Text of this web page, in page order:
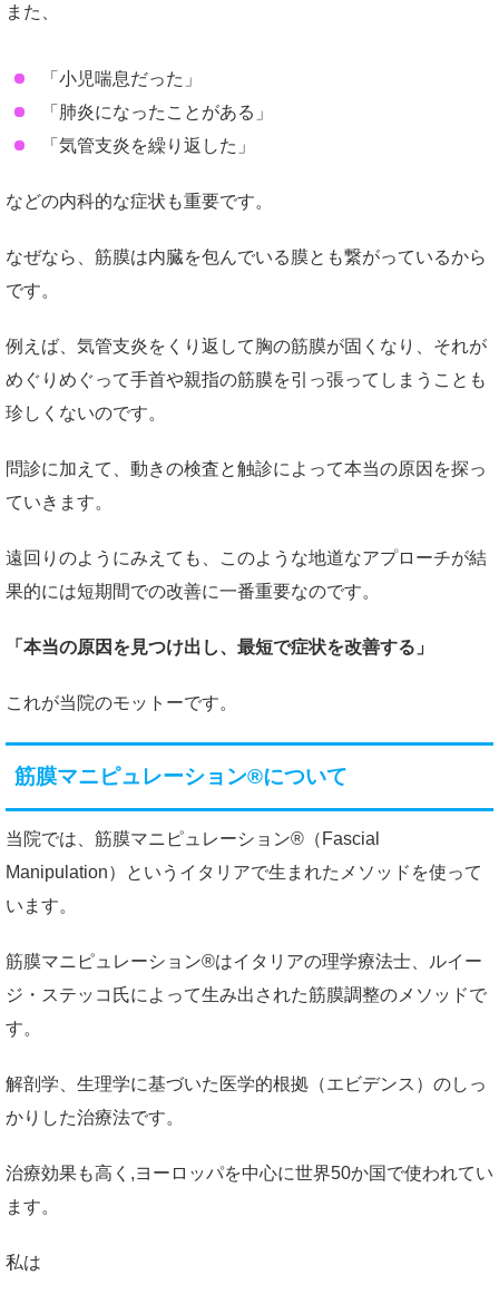
また、
「小児喘息だった」
「肺炎になったことがある」
「気管支炎を繰り返した」
などの内科的な症状も重要です。
なぜなら、筋膜は内臓を包んでいる膜とも繋がっているから
です。
例えば、気管支炎をくり返して胸の筋膜が固くなり、それが
めぐりめぐって手首や親指の筋膜を引っ張ってしまうことも
珍しくないのです。
問診に加えて、動きの検査と触診によって本当の原因を探っ
ていきます。
遠回りのようにみえても、このような地道なアプローチが結
果的には短期間での改善に一番重要なのです。
「本当の原因を見つけ出し、最短で症状を改善する」
これが当院のモットーです。
筋膜マニピュレーション®について
当院では、筋膜マニピュレーション®（Fascial
Manipulation）というイタリアで生まれたメソッドを使って
います。
筋膜マニピュレーション®はイタリアの理学療法士、ルイー
ジ・ステッコ氏によって生み出された筋膜調整のメソッドで
す。
解剖学、生理学に基づいた医学的根拠（エビデンス）のしっ
かりした治療法です。
治療効果も高く,ヨーロッパを中心に世界50か国で使われてい
ます。
私は